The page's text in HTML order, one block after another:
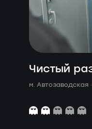
Чистый
м. Автозаводская ·